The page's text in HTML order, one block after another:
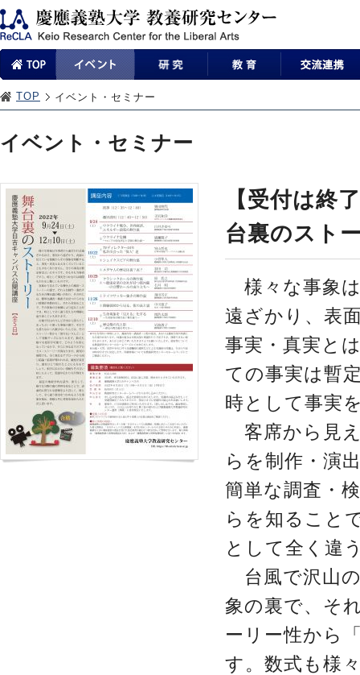
TOP イベント・セミナー
イベント・セミナー
【受付は終
台裏のスト
様々な事象
遠ざかり、表
事実・真実と
ての事実は暫
時として事実
客席から見
らを制作・演
簡単な調査・
らを知ること
として全く違
台風で沢山
象の裏で、そ
ーリー性から
す。数式も様